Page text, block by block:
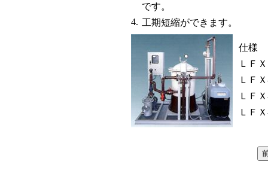
です。
4. 工期短縮ができます。
仕様
ＬＦＸ
ＬＦ
ＬＦ
ＬＦ